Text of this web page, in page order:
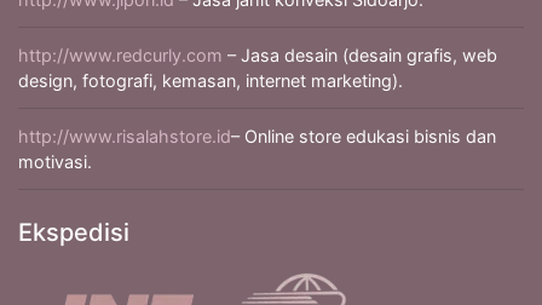
http://www.redcurly.com – Jasa desain (desain grafis, web
design, fotografi, kemasan, internet marketing).
http://www.risalahstore.id– Online store edukasi bisnis dan
motivasi.
Ekspedisi